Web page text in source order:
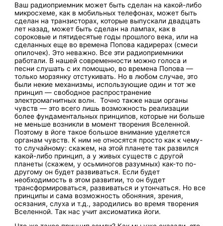
Ваш радиоприемник может быть сделан на какой-либо
микросхеме, как в мобильных телефонах, может быть
сделан на транзисторах, которые выпускали двадцать
лет назад, может быть сделан на лампах, как в
сороковые и пятидесятые годы прошлого века, или на
сделанных еще во времена Попова кадирерах (смеси
опилочек). Это неважно. Все эти радиоприемники
работали. В нашей современности можно голоса и
песни слушать с их помощью, во времена Попова —
только морзянку отстукивать. Но в любом случае, это
были некие механизмы, использующие один и тот же
принцип — свободное распространение
электромагнитных волн. Точно также наши органы
чувств — это всего лишь возможность реализации
более фундаментальных принципов, которые ни больше
не меньше возникли в момент творения Вселенной.
Поэтому в йоге такое большое внимание уделяется
органам чувств. К ним не относятся просто как к чему-
то случайному: скажем, на этой планете так развился
какой-либо принцип, а у живых существ с другой
планеты (скажем, у осьминогов разумных) как-то по-
другому он будет развиваться. Если будет
необходимость в этом развитии, то он будет
трансформироваться, развиваться и утончаться. Но все
принципы и сама возможность обоняния, зрения,
осязания, слуха и т.д., зародились во время творения
Вселенной. Так нас учит аксиоматика йоги.